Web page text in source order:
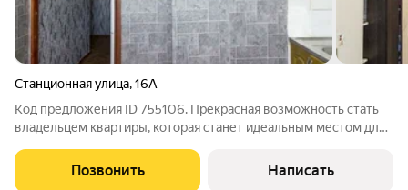
Станционная улица,16А
Код предложения ID 755106. Прекрасная возможность стать
владельцем квартиры, которая станет идеальным местом для
настоящей находкой для тех, кто ценит комфорт и
доступность. В непосредственной
Позвонить Написать